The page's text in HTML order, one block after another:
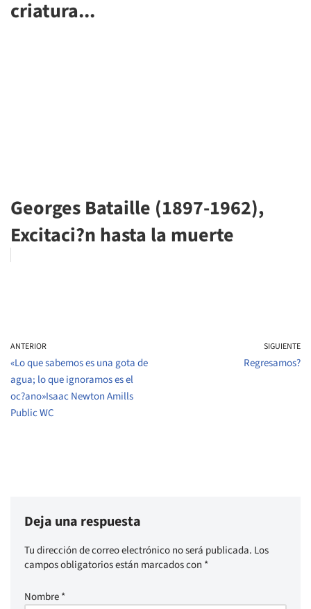
criatura...
Georges Bataille (1897-1962),
Excitaci?n hasta la muerte
ANTERIOR
«Lo que sabemos es una gota de
agua; lo que ignoramos es el
oc?ano»Isaac Newton Amills
Public WC
SIGUIENTE
Regresamos?
Deja una respuesta
Tu dirección de correo electrónico no será publicada. Los
campos obligatorios están marcados con *
Nombre*